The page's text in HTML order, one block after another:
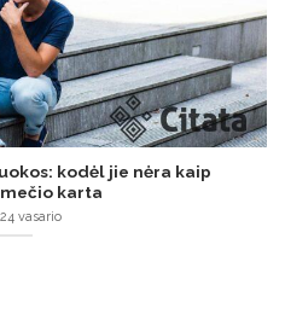
kodėl jie nėra kaip
karta
vasario